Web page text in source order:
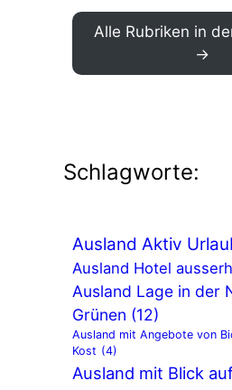
Alle Rubriken in
Schlagworte:
Ausland Aktiv
Ausland Hotel
Ausland Lage in der
Grünen (12)
Ausland mit Angebote von
Kost (4)
Ausland mit Blick